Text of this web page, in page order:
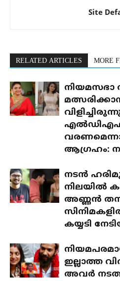
Site
RELATED ARTICLES MORE
നിയമസഭാ
മത്സരിക്കാൻ
എൽഡിഎഫ്
ആഗ്രഹം:
നടൻ
നിലയിൽ
അണ്ണൻ
കയ്യടി
ഇല്ലാത്ത
അവർ